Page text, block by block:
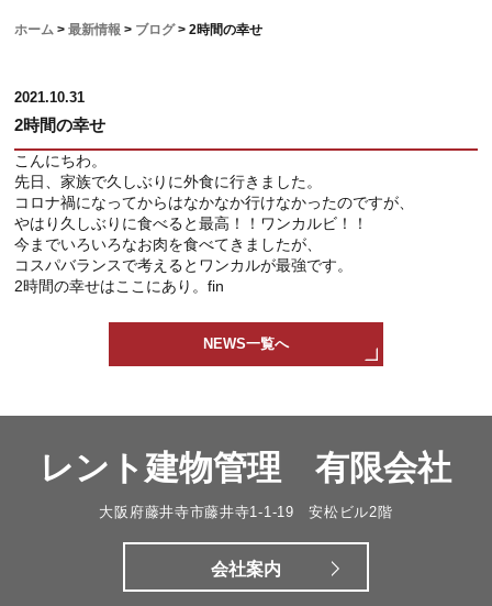
ホーム >最新情報 > ブログ>2時間の幸せ
2021.10.31
2時間の幸せ
こんにちわ。
先日、家族で久しぶりに外食に行きました。
コロナ禍になってからはなかなか行けなかったのですが、
やはり久しぶりに食べると最高！！ワンカルビ！！
今までいろいろなお肉を食べてきましたが、
コスパバランスで考えるとワンカルが最強です。
2時間の幸せはここにあり。fin
NEWS一覧へ
レント建物管理 有限会社
大阪府藤井寺市藤井寺1-1-19 安松ビル2階
会社案内